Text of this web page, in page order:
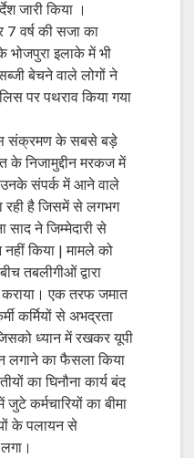
जारी किया ।
7 वर्ष की सजा का
भोजपुरा इलाके में भी
बेचने वाले लोगों ने
पर पथराव किया गया
संक्रमण के सबसे बड़े
के निजामुद्दीन मरकज में
संपर्क में आने वाले
रही है जिसमें से लगभग
साद ने जिम्मेदारी से
नहीं किया | मामले को
तबलीगीओं द्वारा
कराया। एक तरफ जमात
कर्मियों से अभद्रता
ध्यान में रखकर यूपी
लगाने का फैसला किया
का घिनौना कार्य बंद
कर्मचारियों का बीमा
के पलायन से